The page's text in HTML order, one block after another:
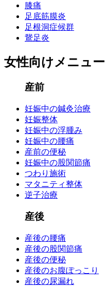
膝痛
足底筋膜炎
足根洞症候群
鵞足炎
女性向けメニュー
産前
妊娠中の鍼灸治療
妊娠整体
妊娠中の浮腫み
妊娠中の腰痛
産前の便秘
妊娠中の股関節痛
つわり施術
マタニティ整体
逆子治療
産後
産後の腰痛
産後の股関節痛
産後の便秘
産後のお腹ぽっこり
産後の尿漏れ